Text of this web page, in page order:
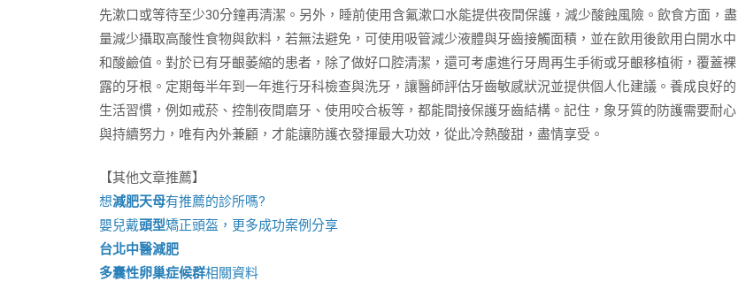
先漱口或等待至少30分鐘再清潔。另外，睡前使用含氟漱口水能提供夜間保護，減少酸蝕風險。飲食方面，盡
量減少攝取高酸性食物與飲料，若無法避免，可使用吸管減少液體與牙齒接觸面積，並在飲用後飲用白開水中
和酸鹼值。對於已有牙齦萎縮的患者，除了做好口腔清潔，還可考慮進行牙周再生手術或牙齦移植術，覆蓋裸
露的牙根。定期每半年到一年進行牙科檢查與洗牙，讓醫師評估牙齒敏感狀況並提供個人化建議。養成良好的
生活習慣，例如戒菸、控制夜間磨牙、使用咬合板等，都能間接保護牙齒結構。記住，象牙質的防護需要耐心
與持續努力，唯有內外兼顧，才能讓防護衣發揮最大功效，從此冷熱酸甜，盡情享受。
【其他文章推薦】
想減肥天母有推薦的診所嗎?
嬰兒戴頭型矯正頭盔，更多成功案例分享
台北中醫減肥
多囊性卵巢症候群相關資料